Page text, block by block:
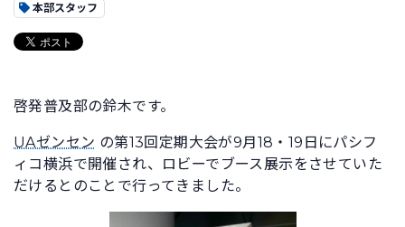
本部スタッフ
啓発普及部の鈴木です。
UAゼンセン の第13回定期大会が9月18・19日にパシフ
ィコ横浜で開催され、ロビーでブース展示をさせていた
だけるとのことで行ってきました。